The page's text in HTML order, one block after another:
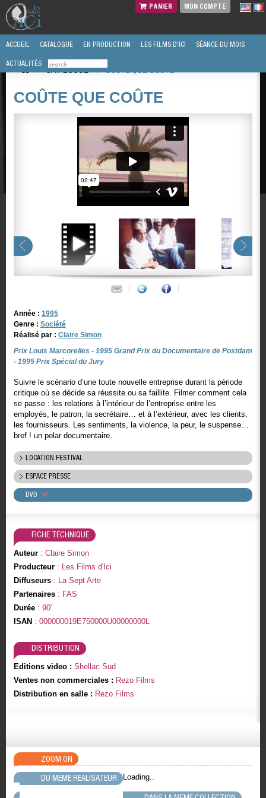
PANIER MON COMPTE
ACCUEIL CATALOGUE EN PRODUCTION LES FILMS D'ICI SÉANCE DU MOIS
ACTUALITÉS
/
CATALOGUE / COÛTE QUE COÛTE
COÛTE QUE COÛTE
Année : 1995
Genre : Société
Réalisé par : Claire Simon
Prix Louis Marcorelles - 1995 Grand Prix du Documentaire de Postdam
- 1995 Prix Spécial du Jury
Suivre le scénario d’une toute nouvelle entreprise durant la période
critique où se décide sa réussite ou sa faillite. Filmer comment cela
se passe : les relations à l’intérieur de l’entreprise entre les
employés, le patron, la secrétaire… et à l’extérieur, avec les clients,
les fournisseurs. Les sentiments, la violence, la peur, le suspense…
bref ! un polar documentaire.
LOCATION FESTIVAL
ESPACE PRESSE
DVD
FICHE TECHNIQUE
Auteur: Claire Simon
Producteur: Les Films d'Ici
Diffuseurs: La Sept Arte
Partenaires: FAS
Durée: 90'
ISAN : 000000019E750000U00000000L
DISTRIBUTION
Editions video : Shellac Sud
Ventes non commerciales : Rezo Films
Distribution en salle : Rezo Films
ZOOM ON
DU MEME REALISATEUR
Loading..